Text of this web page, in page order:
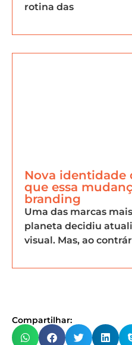
rotina das
Nova identidade
que essa
branding
Uma das marcas
planeta decidiu
visual. Mas, ao
Compartilhar: